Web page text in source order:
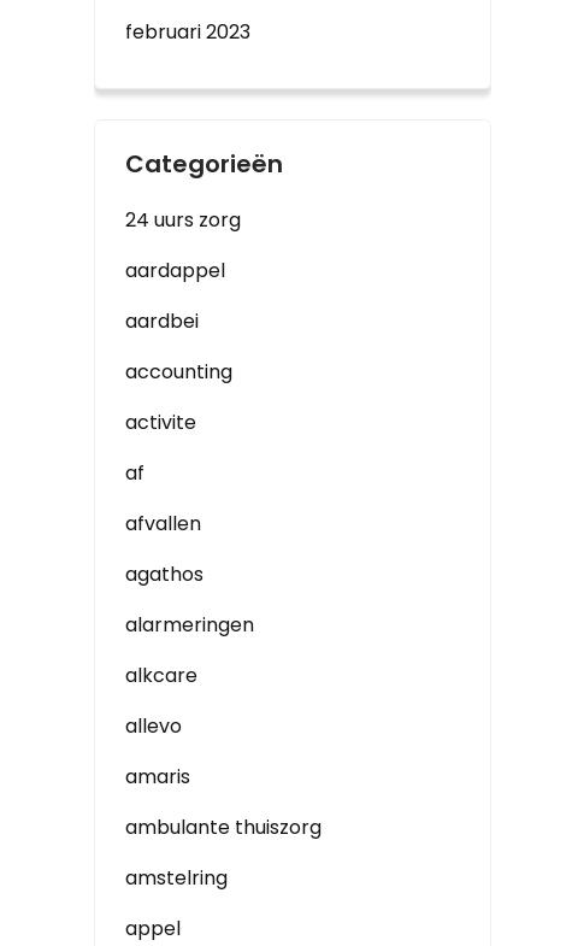
februari 2023
Categorieën
24 uurs zorg
aardappel
aardbei
accounting
activite
af
afvallen
agathos
alarmeringen
alkcare
allevo
amaris
ambulante thuiszorg
amstelring
appel